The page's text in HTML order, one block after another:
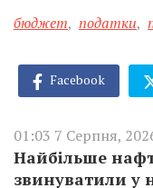
бюджет, податки,
Facebook
01:03 7 Серпня,
Найбільше
звинуватили у